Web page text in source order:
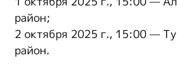
район;
2 октября 2025 г., 15:00 —
район.